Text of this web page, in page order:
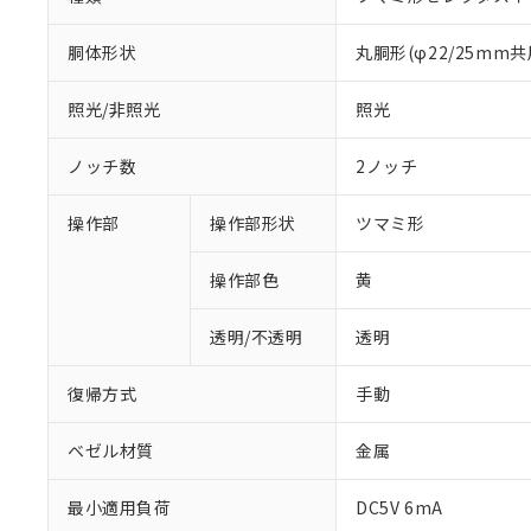
胴体形状 丸胴形(φ22/25mm共
照光/非照光 照光
ノッチ数 2ノッチ
操作部 操作部形状 ツマミ形
操作部色 黄
透明/不透明 透明
復帰方式 手動
ベゼル材質 金属
最小適用負荷 DC5V 6mA
※1 対応状況